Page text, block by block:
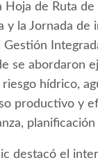
Hoja de Ruta
y la Jornada de
se abordaron
hídrico,
productivo y
destacó el